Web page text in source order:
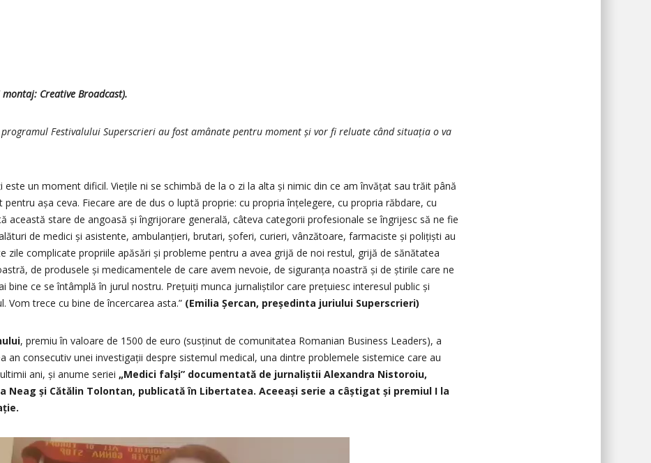
Creative Broadcast).
Festivalului Superscrieri au fost amânate pentru moment și vor fi reluate când situația o va
este un moment dificil. Viețile ni se schimbă de la o zi la alta și nimic din ce am învățat sau trăit până
așa ceva. Fiecare are de dus o luptă proprie: cu propria înțelegere, cu propria răbdare, cu
această stare de angoasă și îngrijorare generală, câteva categorii profesionale se îngrijesc să ne fie
de medici și asistente, ambulanțieri, brutari, șoferi, curieri, vânzătoare, farmaciste și polițiști au
zile complicate propriile apăsări și probleme pentru a avea grijă de noi restul, grijă de sănătatea
de produsele și medicamentele de care avem nevoie, de siguranța noastră și de știrile care ne
bine ce se întâmplă în jurul nostru. Prețuiți munca jurnaliștilor care prețuiesc interesul public și
Vom trece cu bine de încercarea asta.” (Emilia Șercan, președinta juriului Superscrieri)
, premiu în valoare de 1500 de euro (susținut de comunitatea Romanian Business Leaders), a
an consecutiv unei investigații despre sistemul medical, una dintre problemele sistemice care au
ani, și anume seriei „Medici falși” documentată de jurnaliștii Alexandra Nistoroiu,
Neag și Cătălin Tolontan, publicată în Libertatea. Aceeași serie a câștigat și premiul I la